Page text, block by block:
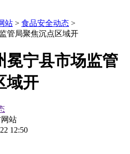
站 > 食品安全动态 >
管局聚焦沉点区域开
冕宁县市场监管
域开
站
12:50